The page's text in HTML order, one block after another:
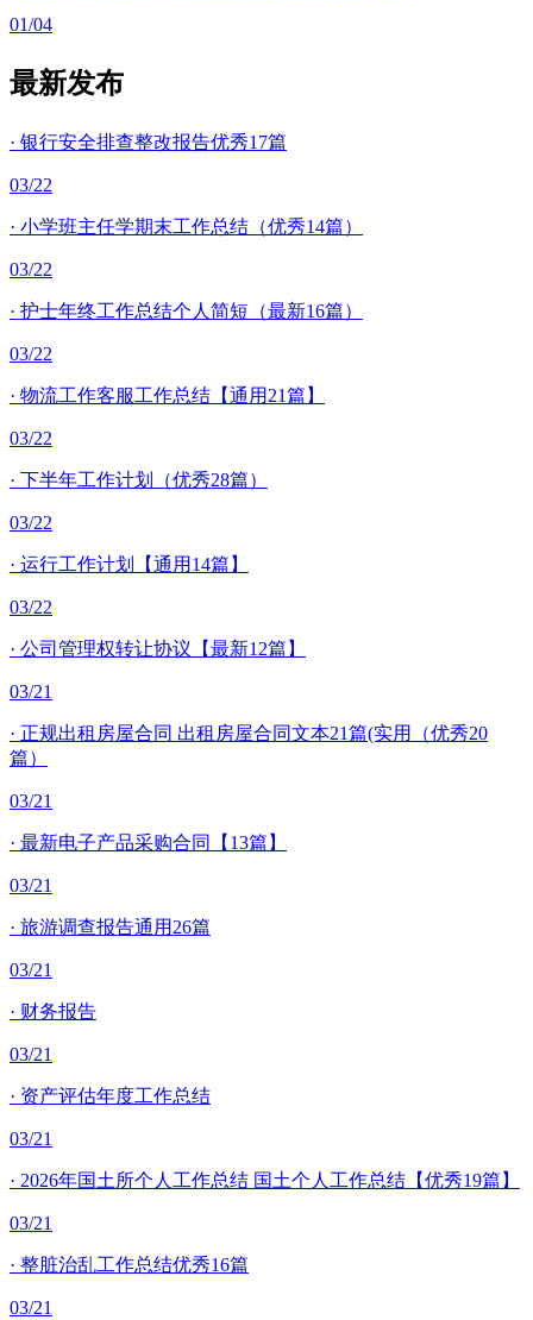
01/04
最新发布
· 银行安全排查整改报告优秀17篇
03/22
· 小学班主任学期末工作总结（优秀14篇）
03/22
· 护士年终工作总结个人简短（最新16篇）
03/22
· 物流工作客服工作总结【通用21篇】
03/22
· 下半年工作计划（优秀28篇）
03/22
· 运行工作计划【通用14篇】
03/22
· 公司管理权转让协议【最新12篇】
03/21
· 正规出租房屋合同 出租房屋合同文本21篇(实用（优秀20
篇）
03/21
· 最新电子产品采购合同【13篇】
03/21
· 旅游调查报告通用26篇
03/21
· 财务报告
03/21
· 资产评估年度工作总结
03/21
· 2026年国土所个人工作总结 国土个人工作总结【优秀19篇】
03/21
· 整脏治乱工作总结优秀16篇
03/21